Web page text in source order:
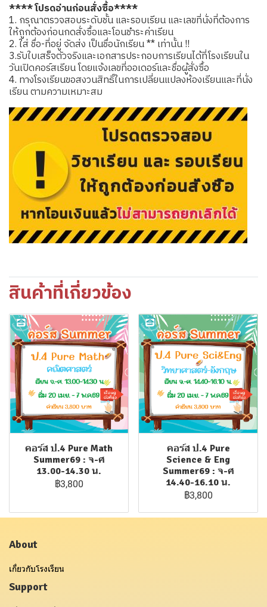
**** โปรดอ่านก่อนสั่งซื้อ****
1. กรุณาตรวจสอบระดับชั้น และรอบเรียน และเลขที่นั่งที่ต้องการ
ให้ถูกต้องก่อนกดสั่งซื้อและโอนชำระค่าเรียน
2. ใส่ ชื่อ-ที่อยู่ จัดส่ง เป็นชื่อนักเรียน ** เท่านั้น !!
3.รับใบเสร็จตัวจริงและเอกสารประกอบการเรียนได้ที่โรงเรียนใน
วันเปิดคอร์สเรียน โดยแจ้งเลขที่ออเดอร์และชื่อผู้สั่งซื้อ
4. ทางโรงเรียนขอสงวนสิทธิ์ในการเปลี่ยนแปลงห้องเรียนและที่นั่ง
เรียน ตามความเหมาะสม
สินค้าที่เกี่ยวข้อง
คอร์ส ป.4 Pure Math
Summer69 : จ-ศ
13.00-14.30 น.
฿3,800
คอร์ส ป.4 Pure
Science & Eng
Summer69 : จ-ศ
14.40-16.10 น.
฿3,800
About
เกี่ยวกับโรงเรียน
Support